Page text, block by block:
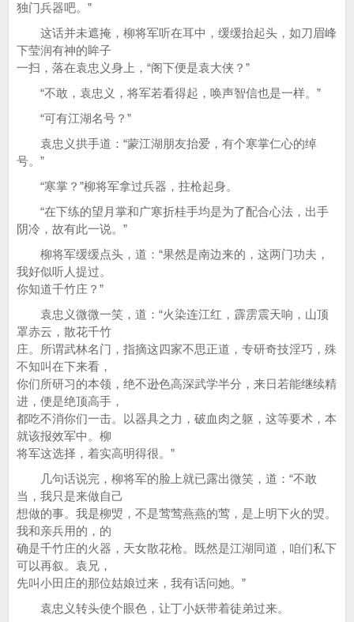
独门兵器吧。”
这话并未遮掩，柳将军听在耳中，缓缓抬起头，如刀眉峰
下莹润有神的眸子
一扫，落在袁忠义身上，“阁下便是袁大侠？”
“不敢，袁忠义，将军若看得起，唤声智信也是一样。”
“可有江湖名号？”
袁忠义拱手道：“蒙江湖朋友抬爱，有个寒掌仁心的绰
号。”
“寒掌？”柳将军拿过兵器，拄枪起身。
“在下练的望月掌和广寒折桂手均是为了配合心法，出手
阴冷，故有此一说。”
柳将军缓缓点头，道：“果然是南边来的，这两门功夫，
我好似听人提过。
你知道千竹庄？”
袁忠义微微一笑，道：“火染连江红，霹雳震天响，山顶
罩赤云，散花千竹
庄。所谓武林名门，指摘这四家不思正道，专研奇技淫巧，殊
不知叫在下来看，
你们所研习的本领，绝不逊色高深武学半分，来日若能继续精
进，便是绝顶高手，
都吃不消你们一击。以器具之力，破血肉之躯，这等要术，本
就该报效军中。柳
将军这选择，着实高明得很。”
几句话说完，柳将军的脸上就已露出微笑，道：“不敢
当，我只是来做自己
想做的事。我是柳焽，不是莺莺燕燕的莺，是上明下火的焽。
我和亲兵用的，的
确是千竹庄的火器，天女散花枪。既然是江湖同道，咱们私下
可以再叙。袁兄，
先叫小田庄的那位姑娘过来，我有话问她。”
袁忠义转头使个眼色，让丁小妖带着徒弟过来。